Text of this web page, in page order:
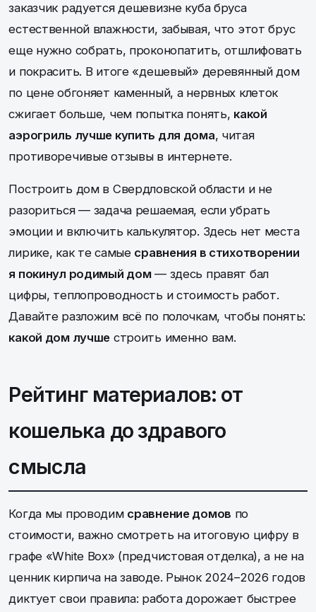
заказчик радуется дешевизне куба бруса
естественной влажности, забывая, что этот брус
еще нужно собрать, проконопатить, отшлифовать
и покрасить. В итоге «дешевый» деревянный дом
по цене обгоняет каменный, а нервных клеток
сжигает больше, чем попытка понять, какой
аэрогриль лучше купить для дома, читая
противоречивые отзывы в интернете.
Построить дом в Свердловской области и не
разориться — задача решаемая, если убрать
эмоции и включить калькулятор. Здесь нет места
лирике, как те самые сравнения в стихотворении
я покинул родимый дом— здесь правят бал
цифры, теплопроводность и стоимость работ.
Давайте разложим всё по полочкам, чтобы понять:
какой дом лучше строить именно вам.
Рейтинг материалов: от
кошелька до здравого
смысла
Когда мы проводим сравнение домов по
стоимости, важно смотреть на итоговую цифру в
графе «White Box» (предчистовая отделка), а не на
ценник кирпича на заводе. Рынок 2024–2026 годов
диктует свои правила: работа дорожает быстрее